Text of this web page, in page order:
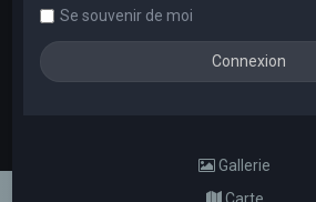
Se souvenir de moi
Gallerie
Carte